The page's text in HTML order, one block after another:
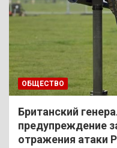
ОБЩЕСТВО
Британский
предупреждение
отражения атаки